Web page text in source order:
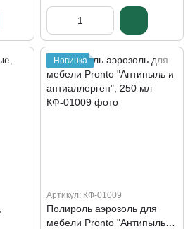
LINE, 750 г
Новинка
Артикул: КФ-01009
Полироль аэрозоль для
мебели Pronto "Антипыль и